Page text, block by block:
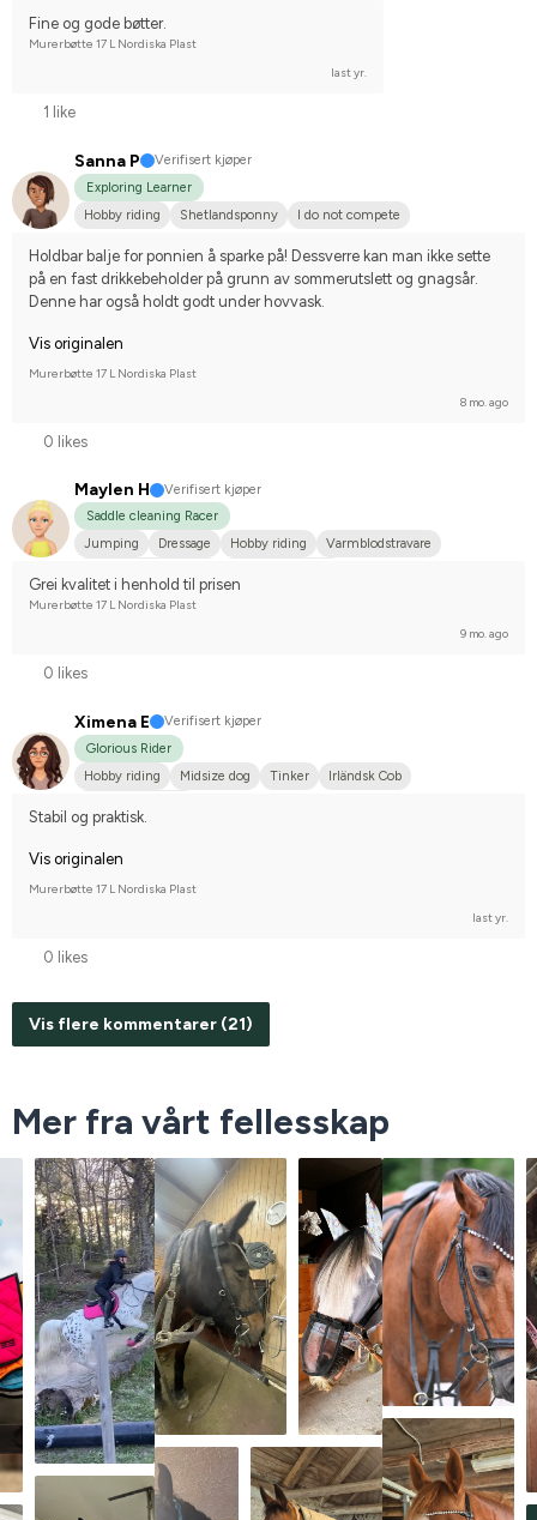
Fine og gode bøtter.
Murerbøtte 17 L Nordiska Plast
last yr.
1 like
Sanna P
Verifisert kjøper
Exploring Learner
Hobby riding
Shetlandsponny I do not compete
Holdbar balje for ponnien å sparke på! Dessverre kan man ikke sette
på en fast drikkebeholder på grunn av sommerutslett og gnagsår.
Denne har også holdt godt under hovvask.
Vis originalen
Murerbøtte 17 L Nordiska Plast
8 mo. ago
0 likes
Maylen H
Verifisert kjøper
Saddle cleaning Racer
Jumping
Dressage Hobby riding
Varmblodstravare
Grei kvalitet i henhold til prisen
Murerbøtte 17 L Nordiska Plast
9 mo. ago
0 likes
Ximena E
Verifisert kjøper
Glorious Rider
Hobby riding
Midsize dog Tinker
Irländsk Cob
Stabil og praktisk.
Vis originalen
Murerbøtte 17 L Nordiska Plast
last yr.
0 likes
Vis flere kommentarer (21)
Mer fra vårt fellesskap